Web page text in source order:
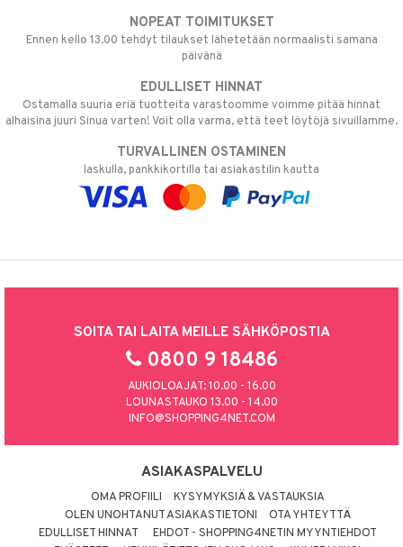
NOPEAT TOIMITUKSET
Ennen kello 13.00 tehdyt tilaukset lähetetään normaalisti samana
päivänä
EDULLISET HINNAT
Ostamalla suuria eriä tuotteita varastoomme voimme pitää hinnat
alhaisina juuri Sinua varten! Voit olla varma, että teet löytöjä sivuillamme.
TURVALLINEN OSTAMINEN
laskulla, pankkikortilla tai asiakastilin kautta
SOITA TAI LAITA MEILLE SÄHKÖPOSTIA
0800 9 18486
AUKIOLOAJAT: 10.00 - 16.00
LOUNASTAUKO 13.00 - 14.00
INFO@SHOPPING4NET.COM
ASIAKASPALVELU
OMA PROFIILI
KYSYMYKSIÄ & VASTAUKSIA
OLEN UNOHTANUT ASIAKASTIETONI
OTA YHTEYTTÄ
EDULLISET HINNAT
EHDOT - SHOPPING4NETIN MYYNTIEHDOT